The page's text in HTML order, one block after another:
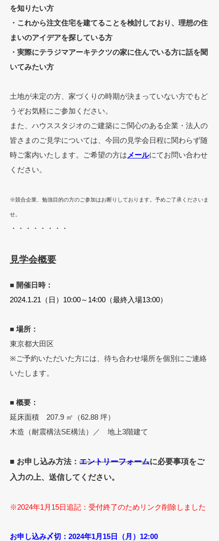
を知りたい方
・これから注文住宅を建てることを検討しており、理想の住
まいのアイデアを探している方
・実際にテラジマアーキテクツの家に住んでいる方に話を聞
いてみたい方
土地が未定の方、家づくりの時期が決まっていない方でもど
うぞお気軽にご参加ください。
また、ハウススタジオのご建築にご関心のある企業・法人の
皆さまのご見学については、今回の見学会日程に関わらず随
時ご案内いたします。ご希望の方は メールにてお問い合わせ
ください。
※競合企業、勉強目的の方のご参加はお断りしております。予めご了承くださいま
せ。
・・・・・・・・
見学会概要
■ 開催日時：
2024.1.21（日）10:00～14:00（最終入場13:00）
■ 場所：
東京都大田区
※ご予約いただいた方には、待ち合わせ場所を個別にご連絡
いたします。
■ 概要：
延床面積 207.9 ㎡（62.88 坪）
木造（耐震構法SE構法）／ 地上3階建て
■ お申し込み方法： エントリーフォームに必要事項をご
入力の上、送信してください。
※2024年1月15日追記：受付終了のためリンク削除しました
お申し込み〆切：2024年1月15日（月）12:00